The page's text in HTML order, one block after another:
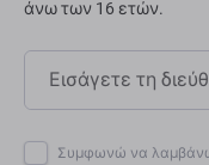
άνω των 16 ετών.
Συμφωνώ να λαμβάνω